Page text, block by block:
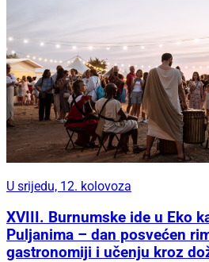
U srijedu, 12. kolovoza
XVIII. Burnumske ide u Eko
Puljanima – dan posvećen
gastronomiji i učenju kroz